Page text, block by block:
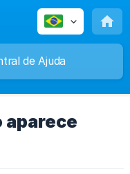
aparece